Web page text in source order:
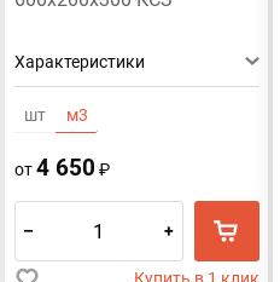
Характеристики
шт м3
от4 650 ₽
– +
Купить в 1 клик